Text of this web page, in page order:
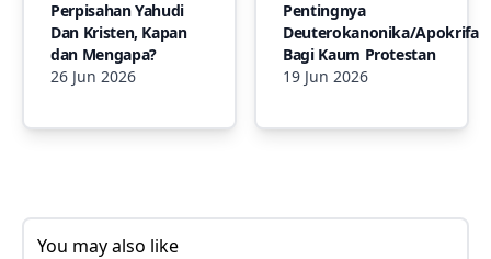
Perpisahan Yahudi
Dan Kristen, Kapan
dan Mengapa?
26 Jun 2026
Pentingnya
Deuterokanonika/Apokrifa
Bagi Kaum Protestan
19 Jun 2026
You may also like